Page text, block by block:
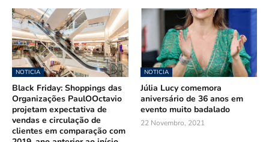
NOTICIA
Black Friday: Shoppings das
Organizações PaulOOctavio
projetam expectativa de
vendas e circulação de
clientes em comparação com
NOTICIA
Júlia Lucy comemora
aniversário de 36 anos em
evento muito badalado
22 Novembro, 2021